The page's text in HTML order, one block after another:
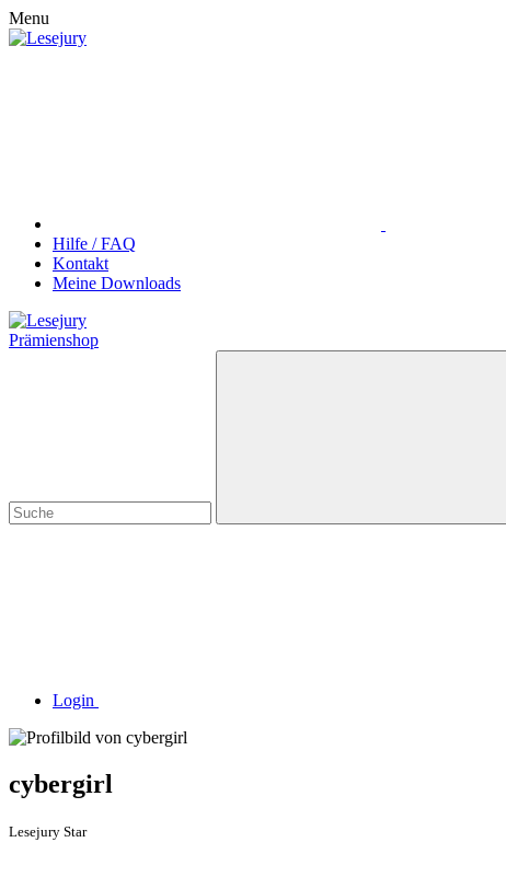
Menu
Hilfe / FAQ
Kontakt
Meine Downloads
Prämienshop
Login
cybergirl
Lesejury Star